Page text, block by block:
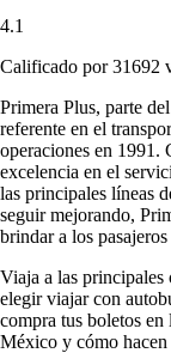
4.1
Calificado por 31692
Primera Plus, parte
referente en el
operaciones en 1991.
excelencia en el
las principales líneas
seguir mejorando,
brindar a los
Viaja a las principales
elegir viajar con
compra tus boletos en
México y cómo hacen